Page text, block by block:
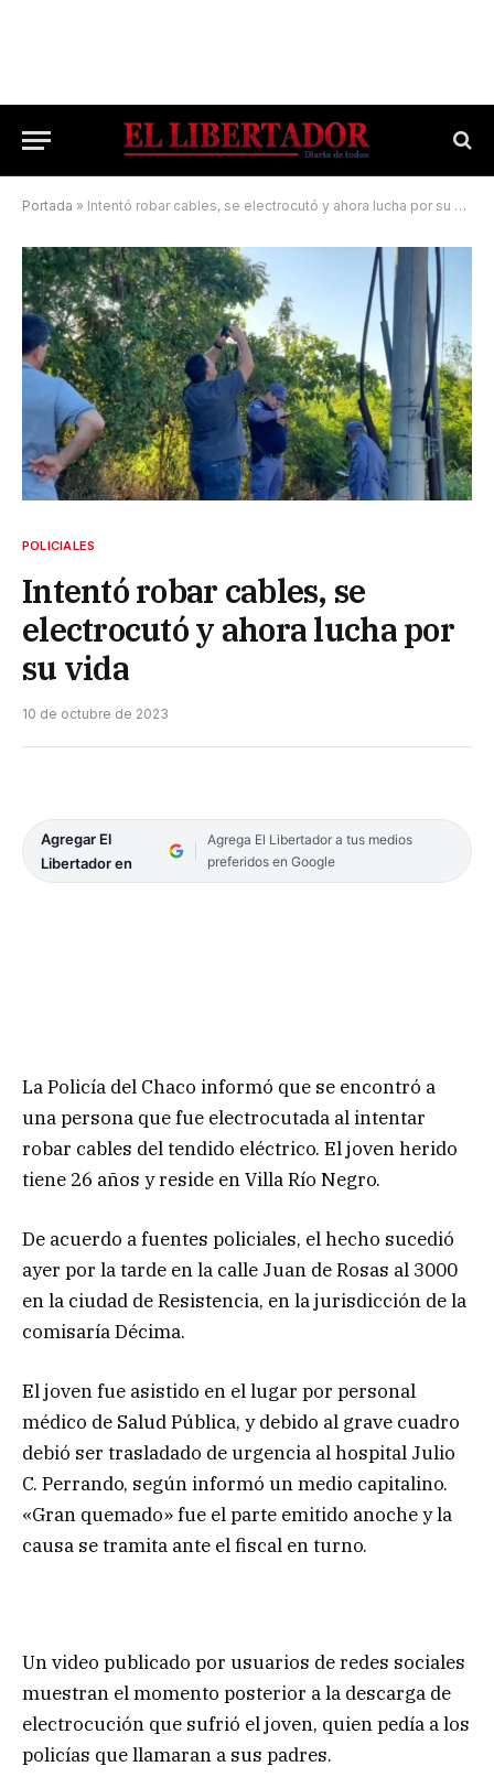
Portada » Intentó robar cables, se electrocutó y ahora lucha por su vida
POLICIALES
Intentó robar cables, se
electrocutó y ahora lucha por
su vida
10 de octubre de 2023
Agregar El
Libertador en
Agrega El Libertador a tus medios
preferidos en Google
La Policía del Chaco informó que se encontró a
una persona que fue electrocutada al intentar
robar cables del tendido eléctrico. El joven herido
tiene 26 años y reside en Villa Río Negro.
De acuerdo a fuentes policiales, el hecho sucedió
ayer por la tarde en la calle Juan de Rosas al 3000
en la ciudad de Resistencia, en la jurisdicción de la
comisaría Décima.
El joven fue asistido en el lugar por personal
médico de Salud Pública, y debido al grave cuadro
debió ser trasladado de urgencia al hospital Julio
C. Perrando, según informó un medio capitalino.
«Gran quemado» fue el parte emitido anoche y la
causa se tramita ante el fiscal en turno.
Un video publicado por usuarios de redes sociales
muestran el momento posterior a la descarga de
electrocución que sufrió el joven, quien pedía a los
policías que llamaran a sus padres.